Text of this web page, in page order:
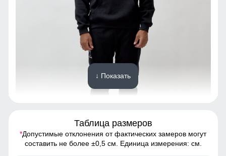
Спортивный костюм - это предмет гардероба, состоящий
из двух частей: олимпийки и спортивных брюк.
↓ Показать
Таблица размеров
*Допустимые отклонения от фактических замеров могут
составить не более ±0,5 см. Единица измерения: см.